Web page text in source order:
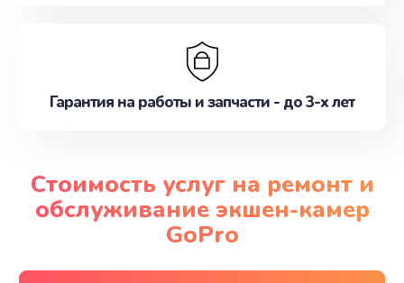
Гарантия на работы и запчасти - до 3-х лет
Стоимость услуг на ремонт и
обслуживание экшен-камер
GoPro